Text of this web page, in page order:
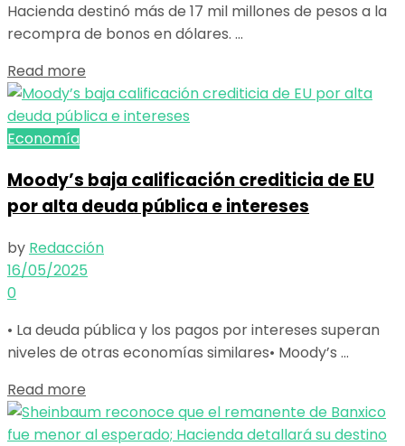
Hacienda destinó más de 17 mil millones de pesos a la
recompra de bonos en dólares. ...
Read more
Economía
Moody’s baja calificación crediticia de EU
por alta deuda pública e intereses
by Redacción
16/05/2025
0
• La deuda pública y los pagos por intereses superan
niveles de otras economías similares• Moody’s ...
Read more